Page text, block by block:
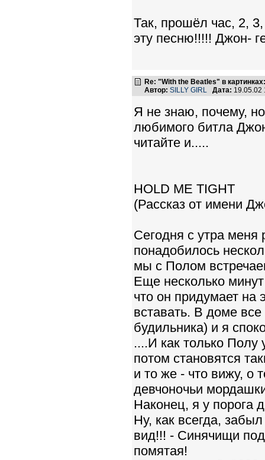
Так, прошёл час, 2,
эту песню!!!!! Джон-
Re: "With the Beatles" в
Автор: SILLY GIRL Дата:
Я не знаю, почему,
любимого битла
читайте и.....
HOLD ME TIGHT
(Рассказ от имени
Сегодня с утра меня
понадобилось
мы с Полом
Еще несколько
что он придумает на
вставать. В доме
будильника) и я
....И как только Полу
потом становятся
и то же - что вижу, о
девчоночьи
Наконец, я у порога
Ну, как всегда,
вид!!! - Синячищи
помятая!